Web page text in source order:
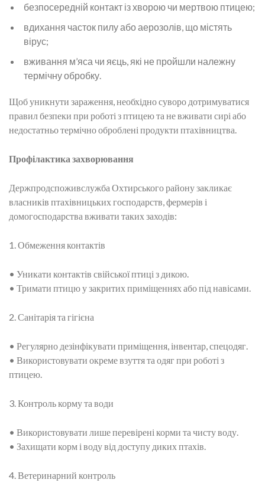
безпосередній контакт із хворою чи мертвою птицею;
вдихання часток пилу або аерозолів, що містять
вірус;
вживання м’яса чи яєць, які не пройшли належну
термічну обробку.
Щоб уникнути зараження, необхідно суворо дотримуватися
правил безпеки при роботі з птицею та не вживати сирі або
недостатньо термічно оброблені продукти птахівництва.
Профілактика захворювання
Держпродспоживслужба Охтирського району закликає
власників птахівницьких господарств, фермерів і
домогосподарства вживати таких заходів:
1. Обмеження контактів
• Уникати контактів свійської птиці з дикою.
• Тримати птицю у закритих приміщеннях або під навісами.
2. Санітарія та гігієна
• Регулярно дезінфікувати приміщення, інвентар, спецодяг.
• Використовувати окреме взуття та одяг при роботі з
птицею.
3. Контроль корму та води
• Використовувати лише перевірені корми та чисту воду.
• Захищати корм і воду від доступу диких птахів.
4. Ветеринарний контроль